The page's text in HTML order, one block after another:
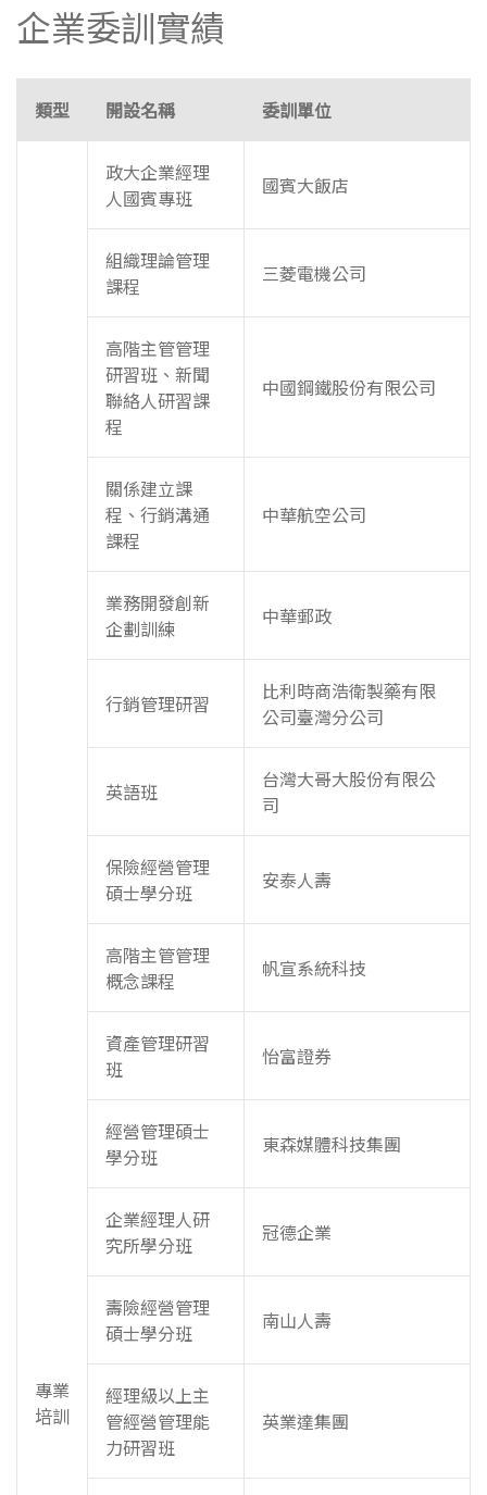
企業委訓實績
類型 開設名稱 委訓單位
專業
培訓
政大企業經理
人國賓專班
國賓大飯店
組織理論管理
課程
三菱電機公司
高階主管管理
研習班、新聞
聯絡人研習課
程
中國鋼鐵股份有限公司
關係建立課
程、行銷溝通
課程
中華航空公司
業務開發創新
企劃訓練
中華郵政
行銷管理研習
比利時商浩衛製藥有限
公司臺灣分公司
英語班
台灣大哥大股份有限公
司
保險經營管理
碩士學分班
安泰人壽
高階主管管理
概念課程
帆宣系統科技
資產管理研習
班
怡富證券
經營管理碩士
學分班
東森媒體科技集團
企業經理人研
究所學分班
冠德企業
壽險經營管理
碩士學分班
南山人壽
經理級以上主
管經營管理能
力研習班
英業達集團